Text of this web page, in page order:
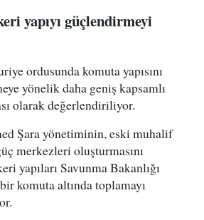
yapıyı güçlendirmeyi
ordusunda komuta yapısını
yönelik daha geniş kapsamlı
olarak değerlendiriliyor.
Şara yönetiminin, eski muhalif
merkezleri oluşturmasını
yapıları Savunma Bakanlığı
komuta altında toplamayı